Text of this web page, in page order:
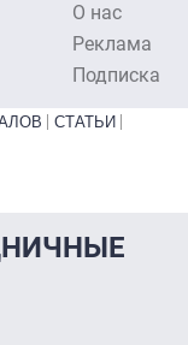
О нас
Реклама
Подписка
СТАТЬИ